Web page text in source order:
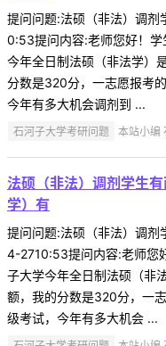
提问问题:法硕（非法）调
0:53提问内容:老师您好！学
今年全日制法硕（非法学）
分数是320分，一志愿报考
今年有多大机会调剂到 ...
石河子大学考研问题 本站小编
法硕（非法）调剂学生
学）有
提问问题:法硕（非法）调
4-2710:53提问内容:老师您
子大学今年全日制法硕（非
额，我的分数是320分，一
级考试，今年有多大机会 ...